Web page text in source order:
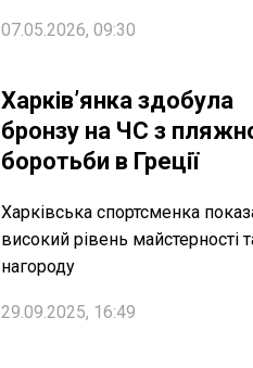
07.05.2026, 09:30
Харків’янка здобула
бронзу на ЧС з
боротьби в Греції
Харківська спортсменка
високий рівень майстерності
нагороду
29.09.2025, 16:49